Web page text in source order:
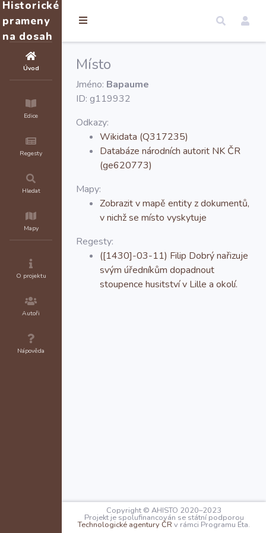
Historické
prameny
na dosah
Úvod
Edice
Regesty
Hledat
Mapy
O projektu
Autoři
Nápověda
Místo
Jméno: Bapaume
ID: g119932
Odkazy:
Wikidata (Q317235)
Databáze národních autorit NK ČR
(ge620773)
Mapy:
Zobrazit v mapě entity z dokumentů,
v nichž se místo vyskytuje
Regesty:
([1430]-03-11) Filip Dobrý nařizuje
svým úředníkům dopadnout
stoupence husitství v Lille a okolí.
Copyright © AHISTO 2020–2023
Projekt je spolufinancován se státní podporou
Technologické agentury ČR v rámci Programu Éta.